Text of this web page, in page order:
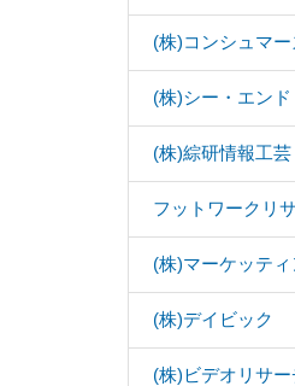
(株)コンシュマ
(株)シー・エン
(株)綜研情報工芸
フットワークリ
(株)マーケッテ
(株)デイビック
(株)ビデオリサー